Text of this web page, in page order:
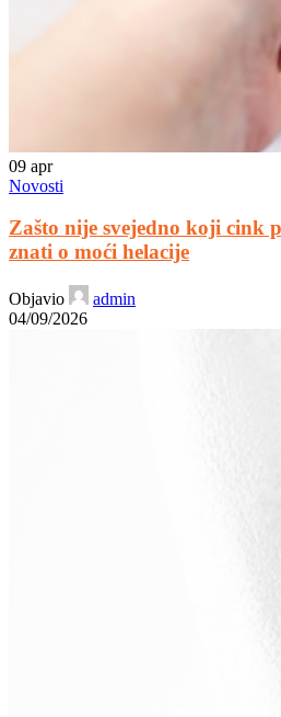
09 apr
Novosti
Zašto nije svejedno koji cink
znati o moći helacije
Objavio
admin
04/09/2026